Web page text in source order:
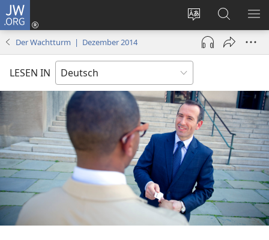
JW.ORG
Websitesprache
ändern
Anmelden
(öffnet
neues
Fenster)
Suche
Der Wachtturm | Dezember 2014
LESEN IN